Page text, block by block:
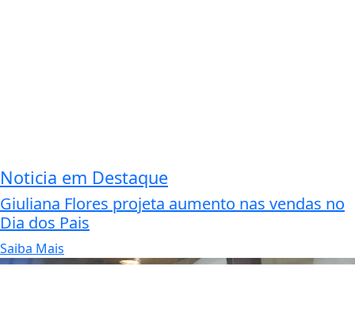
Noticia em Destaque
Giuliana Flores projeta aumento nas vendas no
Dia dos Pais
Saiba Mais